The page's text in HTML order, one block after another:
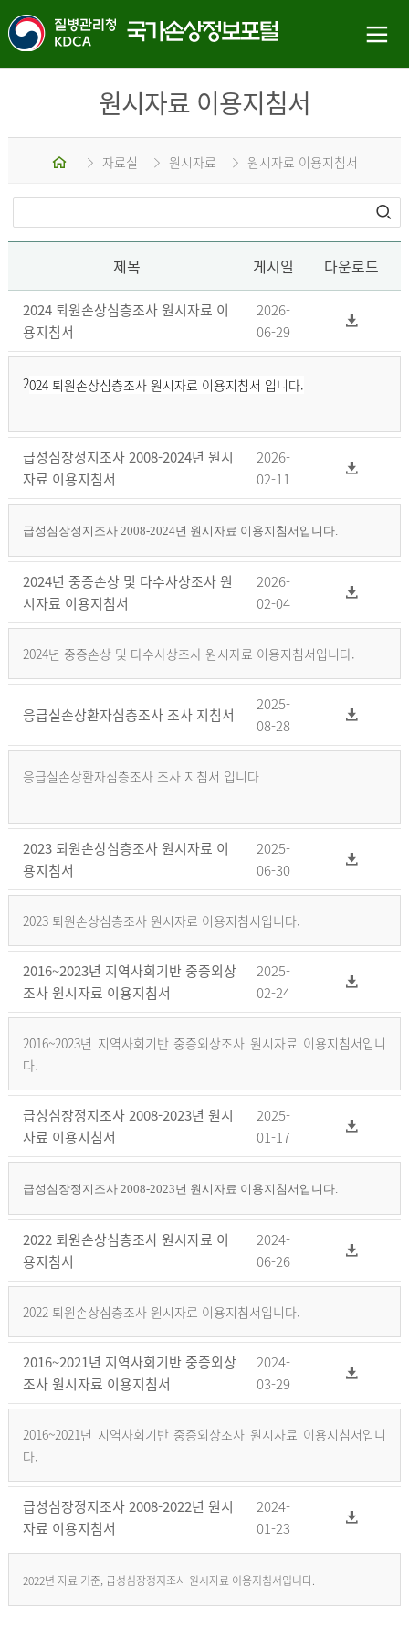
원시자료 이용지침서
홈 자료실 원시자료 원시자료 이용지침서
제목 게시일 다운로드
2024 퇴원손상심층조사 원시자료 이
용지침서
2026-
06-29
2024 퇴원손상심층조사 원시자료 이용지침서 입니다.
급성심장정지조사 2008-2024년 원시
자료 이용지침서
2026-
02-11
급성심장정지조사 2008-2024년 원시자료 이용지침서입니다.
2024년 중증손상 및 다수사상조사 원
시자료 이용지침서
2026-
02-04
2024년 중증손상 및 다수사상조사 원시자료 이용지침서입니다.
응급실손상환자심층조사 조사 지침서
2025-
08-28
응급실손상환자심층조사 조사 지침서 입니다
2023 퇴원손상심층조사 원시자료 이
용지침서
2025-
06-30
2023 퇴원손상심층조사 원시자료 이용지침서입니다.
2016~2023년 지역사회기반 중증외상
조사 원시자료 이용지침서
2025-
02-24
2016~2023년 지역사회기반 중증외상조사 원시자료 이용지침서입니
다.
급성심장정지조사 2008-2023년 원시
자료 이용지침서
2025-
01-17
급성심장정지조사 2008-2023년 원시자료 이용지침서입니다.
2022 퇴원손상심층조사 원시자료 이
용지침서
2024-
06-26
2022 퇴원손상심층조사 원시자료 이용지침서입니다.
2016~2021년 지역사회기반 중증외상
조사 원시자료 이용지침서
2024-
03-29
2016~2021년 지역사회기반 중증외상조사 원시자료 이용지침서입니
다.
급성심장정지조사 2008-2022년 원시
자료 이용지침서
2024-
01-23
2022년 자료 기준, 급성심장정지조사 원시자료 이용지침서입니다.